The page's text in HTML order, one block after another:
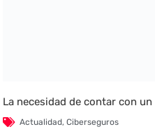
La necesidad de contar con
Actualidad,Ciberseguros